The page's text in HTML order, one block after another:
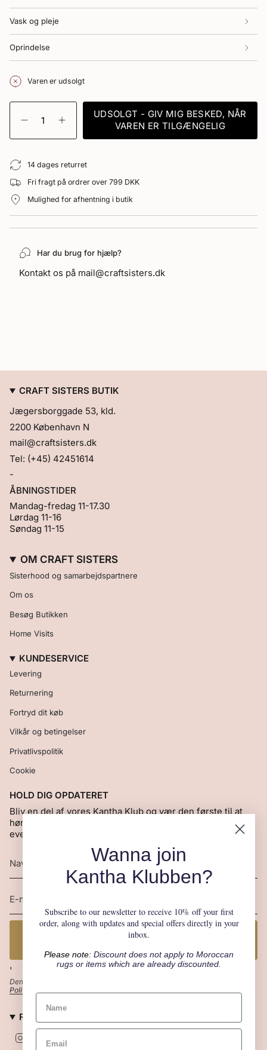
Vask og pleje
Oprindelse
Varen er udsolgt
{"in_cart_html"=>"
<span
cart\">
quantity
</span>
i
kurv",
antal
}}",
quantity
"maximum_of"=>"Maksimum
quantity
}}"}
Reducer
for
Blockprint
-
Blue
Flower
-
Blockprint
-
Blue
Flower"
UDSOLGT - GIV MIG BESKED, NÅR
VAREN ER TILGÆNGELIG
14 dages returret
Fri fragt på ordrer over 799 DKK
Mulighed for afhentning i butik
Har du brug for hjælp?
Kontakt os på mail@craftsisters.dk
CRAFT SISTERS BUTIK
Jægersborggade 53, kld.
2200 København N
mail@craftsisters.dk
Tel: (+45) 42451614
-
ÅBNINGSTIDER
Mandag-fredag 11-17.30
Lørdag 11-16
Søndag 11-15
OM CRAFT SISTERS
Sisterhood og samarbejdspartnere
Om os
Besøg Butikken
Home Visits
KUNDESERVICE
Levering
Returnering
Fortryd dit køb
Vilkår og betingelser
Privatlivspolitik
Cookie
HOLD DIG OPDATERET
Bliv en del af vores Kantha Klub og vær den første til at
høre om nye produkter, særlige tilbud, gademarkeder og
events.
JA TAK! JEG VIL GERNE VÆRE MED I KANTHA
'
Denne side er beskyttet af hCaptcha, og hCaptchas
Politik om beskyttelse af persondata
FØLG CRAFT SISTERS
a
Wanna join
Kantha Klubben?
Subscribe to our newsletter to receive 10% off your first
order, along with updates and special offers directly in your
inbox.
Please note: Discount does not apply to Moroccan
rugs or items which are already discounted.